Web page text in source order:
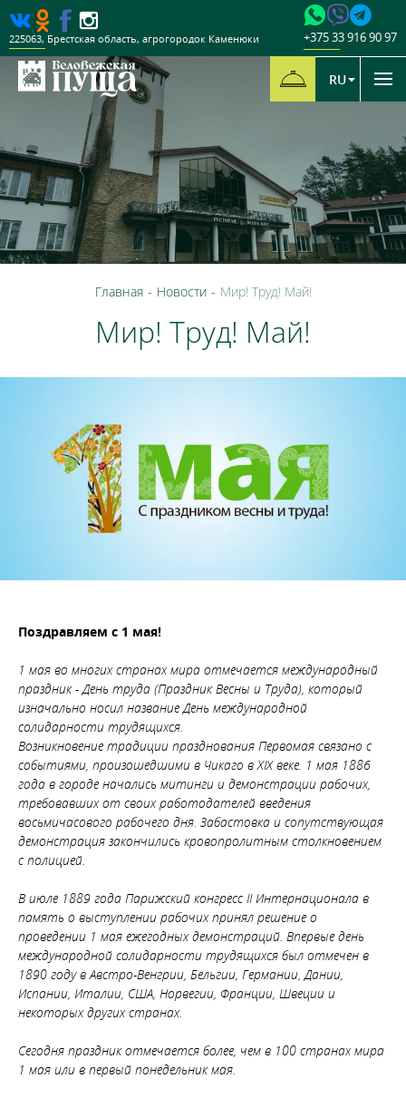
+375 33 916 90 97
225063, Брестская область, агрогородок Каменюки
RU
Главная - Новости - Мир! Труд! Май!
Мир! Труд! Май!
Поздравляем с 1 мая!
1 мая во многих странах мира отмечается международный
праздник - День труда (Праздник Весны и Труда), который
изначально носил название День международной
солидарности трудящихся.
Возникновение традиции празднования Первомая связано с
событиями, произошедшими в Чикаго в ХIХ веке. 1 мая 1886
года в городе начались митинги и демонстрации рабочих,
требовавших от своих работодателей введения
восьмичасового рабочего дня. Забастовка и сопутствующая
демонстрация закончились кровопролитным столкновением
с полицией.
В июле 1889 года Парижский конгресс II Интернационала в
память о выступлении рабочих принял решение о
проведении 1 мая ежегодных демонстраций. Впервые день
международной солидарности трудящихся был отмечен в
1890 году в Австро-Венгрии, Бельгии, Германии, Дании,
Испании, Италии, США, Норвегии, Франции, Швеции и
некоторых других странах.
Сегодня праздник отмечается более, чем в 100 странах мира
1 мая или в первый понедельник мая.